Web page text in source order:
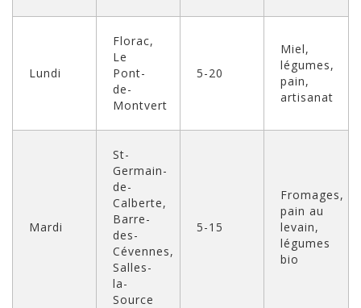
Lundi
Florac,
Le
Pont-
de-
Montvert
5-20
Miel,
légumes,
pain,
artisanat
Mardi
St-
Germain-
de-
Calberte,
Barre-
des-
Cévennes,
Salles-
la-
Source
5-15
Fromages,
pain au
levain,
légumes
bio